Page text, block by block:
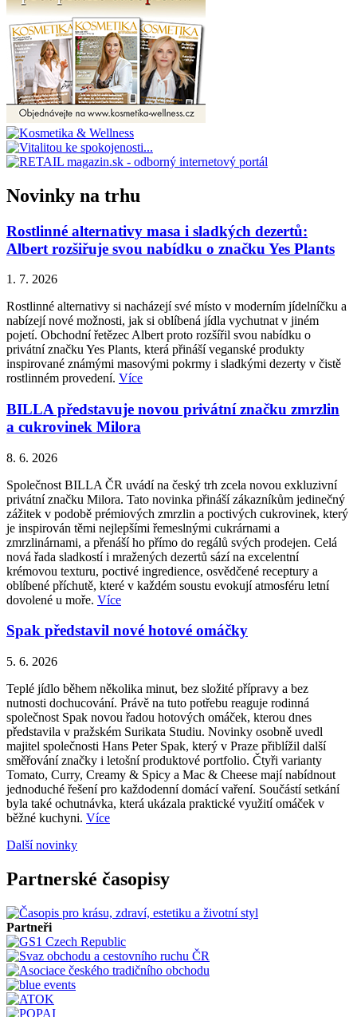
Novinky na trhu
Rostlinné alternativy masa i sladkých dezertů:
Albert rozšiřuje svou nabídku o značku Yes Plants
1. 7. 2026
Rostlinné alternativy si nacházejí své místo v moderním jídelníčku a
nabízejí nové možnosti, jak si oblíbená jídla vychutnat v jiném
pojetí. Obchodní řetězec Albert proto rozšířil svou nabídku o
privátní značku Yes Plants, která přináší veganské produkty
inspirované známými masovými pokrmy i sladkými dezerty v čistě
rostlinném provedení. Více
BILLA představuje novou privátní značku zmrzlin
a cukrovinek Milora
8. 6. 2026
Společnost BILLA ČR uvádí na český trh zcela novou exkluzivní
privátní značku Milora. Tato novinka přináší zákazníkům jedinečný
zážitek v podobě prémiových zmrzlin a poctivých cukrovinek, který
je inspirován těmi nejlepšími řemeslnými cukrárnami a
zmrzlinárnami, a přenáší ho přímo do regálů svých prodejen. Celá
nová řada sladkostí i mražených dezertů sází na excelentní
krémovou texturu, poctivé ingredience, osvědčené receptury a
oblíbené příchutě, které v každém soustu evokují atmosféru letní
dovolené u moře. Více
Spak představil nové hotové omáčky
5. 6. 2026
Teplé jídlo během několika minut, bez složité přípravy a bez
nutnosti dochucování. Právě na tuto potřebu reaguje rodinná
společnost Spak novou řadou hotových omáček, kterou dnes
představila v pražském Surikata Studiu. Novinky osobně uvedl
majitel společnosti Hans Peter Spak, který v Praze přiblížil další
směřování značky i letošní produktové portfolio. Čtyři varianty
Tomato, Curry, Creamy & Spicy a Mac & Cheese mají nabídnout
jednoduché řešení pro každodenní domácí vaření. Součástí setkání
byla také ochutnávka, která ukázala praktické využití omáček v
běžné kuchyni. Více
Další novinky
Partnerské časopisy
Partneři